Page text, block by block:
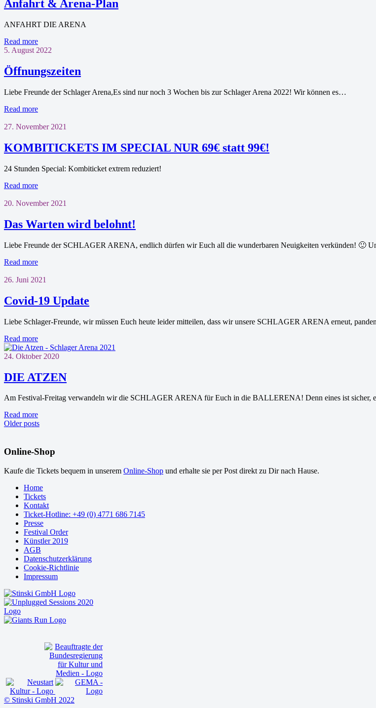
Anfahrt & Arena-Plan
ANFAHRT DIE ARENA
Read more
5. August 2022
Öffnungszeiten
Liebe Freunde der Schlager Arena,Es sind nur noch 3 Wochen bis zur Schlager Arena 2022! Wir können es…
Read more
27. November 2021
KOMBITICKETS IM SPECIAL NUR 69€ statt 99€!
24 Stunden Special: Kombiticket extrem reduziert!
Read more
20. November 2021
Das Warten wird belohnt!
Liebe Freunde der SCHLAGER ARENA, endlich dürfen wir Euch all die wunderbaren Neuigkeiten verkünden! 🙂
Read more
26. Juni 2021
Covid-19 Update
Liebe Schlager-Freunde, wir müssen Euch heute leider mitteilen, dass wir unsere SCHLAGER ARENA erneut,
Read more
24. Oktober 2020
DIE ATZEN
Am Festival-Freitag verwandeln wir die SCHLAGER ARENA für Euch in die BALLERENA! Denn eines ist sicher,
Read more
Older posts
Online-Shop
Kaufe die Tickets bequem in unserem Online-Shop und erhalte sie per Post direkt zu Dir nach Hause.
Home
Tickets
Kontakt
Ticket-Hotline: +49 (0) 4771 686 7145
Presse
Festival Order
Künstler 2019
AGB
Datenschutzerklärung
Cookie-Richtlinie
Impressum
© Stinski GmbH 2022